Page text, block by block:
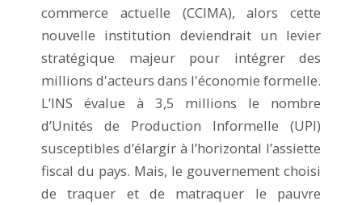
commerce actuelle (CCIMA), alors cette
nouvelle institution deviendrait un levier
stratégique majeur pour intégrer des
millions d'acteurs dans l'économie formelle.
L’INS évalue à 3,5 millions le nombre
d’Unités de Production Informelle (UPI)
susceptibles d’élargir à l’horizontal l’assiette
fiscal du pays. Mais, le gouvernement choisi
de traquer et de matraquer le pauvre